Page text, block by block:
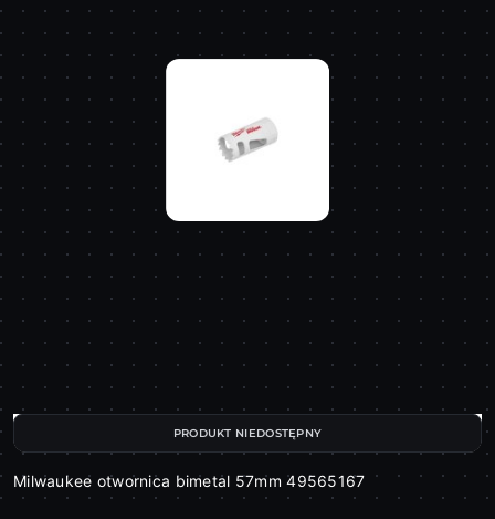
Milwaukee otwornica bimetal 57mm 49565167
PRODUKT NIEDOSTĘPNY